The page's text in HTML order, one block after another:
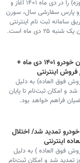
قطعی (فروش فوری با موعد ۹۰ روزه) را در دی ماه ۱۴۰۱ آغاز و
پارس سفارشی سال، سورن
سامانه ثبت نام اینترنتی
دی ماه است.
سامانه ثبت نام ایران خودرو ۱۴۰۱ دی ماه +
اینترنتی
ایران خودرو (مرحله ۴۲ فروش فوق العاده) به دلیل
و امکان ثبت‌نام تا پایان
تمدید شد/ اختلال
اینترنتی
ایران خودرو (مرحله ۴۲ فروش فوق‌ العاده ) به دلیل
تمدید شد و امکان ثبت‌نام